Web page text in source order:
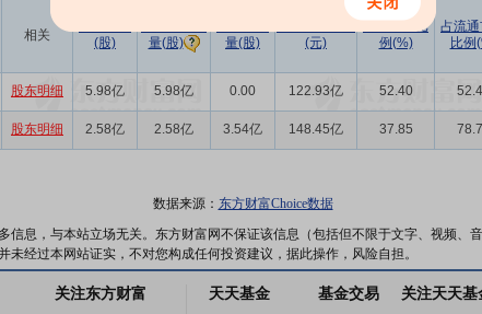
相关
(股)
量(股)
量(股)
(元)
占总市值比
例(%)
占流通
比例
股东明细 5.98亿 5.98亿 0.00 122.93亿 52.40
股东明细 2.58亿 2.58亿 3.54亿 148.45亿 37.85
数据来源： 东方财富Choice数据
信息，与本站立场无关。东方财富网不保证该信息（包括但不限于文字、视频、
经过本网站证实，不对您构成任何投资建议，据此操作，风险自担。
关注东方财富 天天基金 基金交易 关注天天基